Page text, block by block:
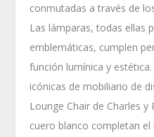
conmutadas a través de
Las lámparas, todas ellas
emblemáticas, cumplen
función lumínica y
icónicas de mobiliario de
Lounge Chair de Charles y
cuero blanco completan